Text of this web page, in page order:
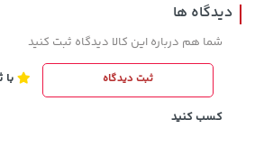
289,900
خرید
129,000 تومان
دیدگاه ها
شما هم درباره این کالا دیدگاه ثبت کنید
ثبت دیدگاه
کسب کنید